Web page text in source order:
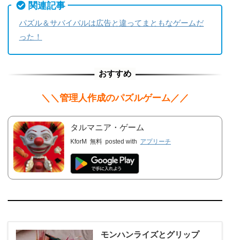
関連記事
パズル＆サバイバルは広告と違ってまともなゲームだ
った！
＼＼管理人作成のパズルゲーム／／
タルマニア・ゲーム
KforM 無料 posted with アプリーチ
モンハンライズとグリップ